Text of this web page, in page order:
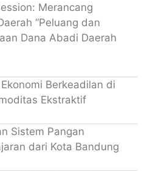
Merancang
“Peluang dan
Dana Abadi Daerah
Berkeadilan di
Ekstraktif
Sistem Pangan
dari Kota Bandung